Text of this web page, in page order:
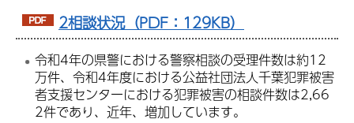
2相談状況（PDF：129KB）
令和4年の県警における警察相談の受理件数は約12
万件、令和4年度における公益社団法人千葉犯罪被害
者支援センターにおける犯罪被害の相談件数は2,66
2件であり、近年、増加しています。